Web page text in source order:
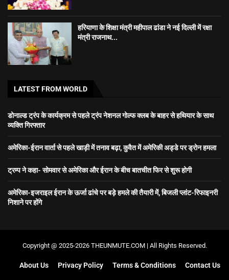
हरियाणा के शिक्षा मंत्री महीपाल ढांडा ने नई दिल्ली में रक्षा
मंत्री राजनाथ...
LATEST FROM WORLD
डोनाल्ड ट्रंप के कार्यक्रम से पहले ट्रंप नेशनल गोल्फ क्लब के बाहर से हथियार के साथ
व्यक्ति गिरफ्तार
अमेरिका-ईरान वार्ता से पहले खाड़ी में तनाव बढ़ा, कुवैत में अमेरिकी अड्डे पर ड्रोन हमला
ट्रम्प ने कहा- सोमवार से अमेरिका और ईरान के बीच बातचीत फिर से शुरू होगी
अमेरिका-इजराइल ईरान के ऊर्जा ढांचे पर बड़े हमले की तैयारी में, बिजली प्लांट-रिफाइनरी
निशाने पर होंगे
Copyright @ 2025-2026 THEUNMUTE.COM | All Rights Reserved.
About Us Privacy Policy Terms & Conditions Contact Us